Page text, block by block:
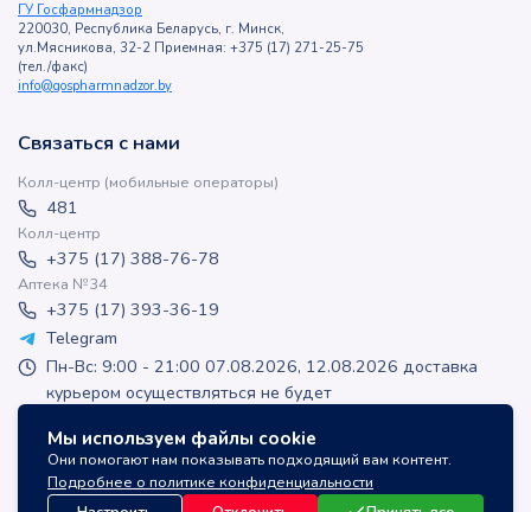
Мы используем файлы cookie
Они помогают нам показывать подходящий вам контент.
Подробнее о политике конфиденциальности
ГУ Госфармнадзор
220030, Республика Беларусь, г. Минск,
ул.Мясникова, 32-2 Приемная: +375 (17) 271-25-75
(тел./факс)
info@gospharmnadzor.by
Связаться с нами
Колл-центр (мобильные операторы)
481
Колл-центр
+375 (17) 388-76-78
Аптека №34
+375 (17) 393-36-19
Telegram
Пн-Вс: 9:00 - 21:00 07.08.2026, 12.08.2026 доставка
курьером осуществляться не будет
inlek_apteka
inlek_apteka